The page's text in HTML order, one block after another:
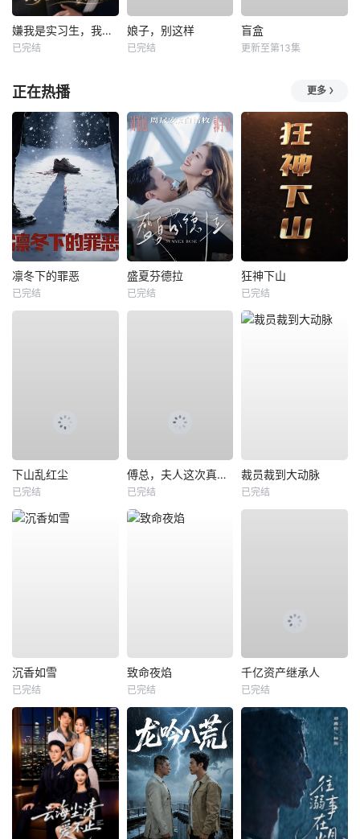
嫌我是实习生，我亮出老板身份
已完结
娘子，别这样
已完结
盲盒
更新至第13集
正在热播 更多
凛冬下的罪恶
已完结
盛夏芬德拉
已完结
狂神下山
已完结
下山乱红尘
已完结
傅总，夫人这次真的死了
已完结
裁员裁到大动脉
已完结
沉香如雪
已完结
致命夜焰
已完结
千亿资产继承人
已完结